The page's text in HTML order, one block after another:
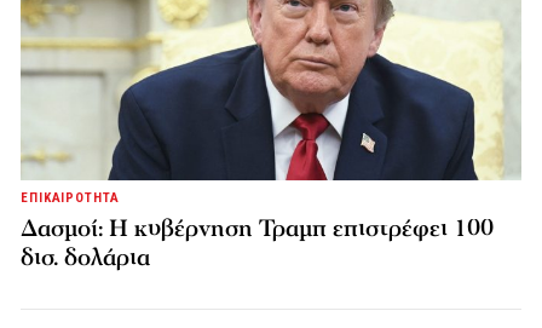
ΕΠΙΚΑΙΡΟΤΗΤΑ
Δασμοί: Η κυβέρνηση Τραμπ επιστρέφει 100
δισ. δολάρια